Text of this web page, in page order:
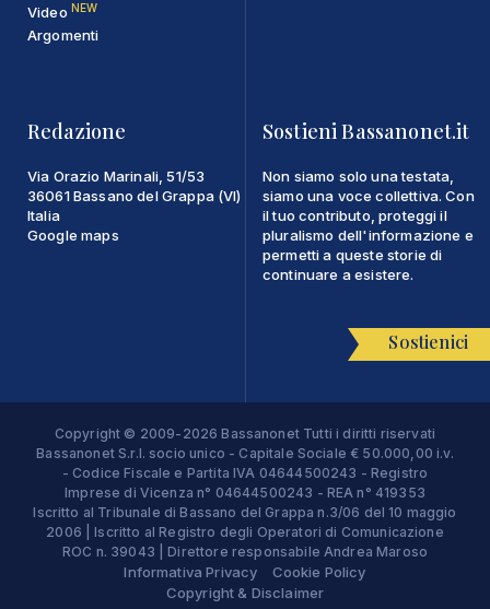
Video NEW
Argomenti
Redazione
Via Orazio Marinali, 51/53
36061 Bassano del Grappa (VI)
Italia
Google maps
Sostieni Bassanonet.it
Non siamo solo una testata,
siamo una voce collettiva. Con
il tuo contributo, proteggi il
pluralismo dell'informazione e
permetti a queste storie di
continuare a esistere.
Sostienici
Copyright © 2009-2026 Bassanonet Tutti i diritti riservati
Bassanonet S.r.l. socio unico - Capitale Sociale € 50.000,00 i.v.
- Codice Fiscale e Partita IVA 04644500243 - Registro
Imprese di Vicenza n° 04644500243 - REA n° 419353
Iscritto al Tribunale di Bassano del Grappa n.3/06 del 10 maggio
2006 | Iscritto al Registro degli Operatori di Comunicazione
ROC n. 39043 | Direttore responsabile Andrea Maroso
Informativa Privacy
Cookie Policy
Copyright & Disclaimer